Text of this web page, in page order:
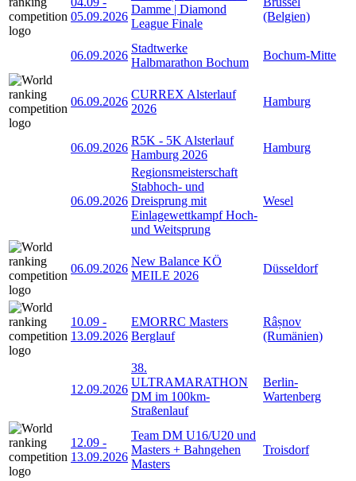
05.09.2026
Damme | Diamond
League Finale
(Belgien)
06.09.2026
Stadtwerke
Halbmarathon Bochum
Bochum-Mitte
06.09.2026
CURREX Alsterlauf
2026
Hamburg
06.09.2026
R5K - 5K Alsterlauf
Hamburg 2026
Hamburg
06.09.2026
Regionsmeisterschaft
Stabhoch- und
Dreisprung mit
Einlagewettkampf Hoch-
und Weitsprung
Wesel
06.09.2026
New Balance KÖ
MEILE 2026
Düsseldorf
10.09 -
13.09.2026
EMORRC Masters
Berglauf
Râșnov
(Rumänien)
12.09.2026
38.
ULTRAMARATHON
DM im 100km-
Straßenlauf
Berlin-
Wartenberg
12.09 -
13.09.2026
Team DM U16/U20 und
Masters + Bahngehen
Masters
Troisdorf